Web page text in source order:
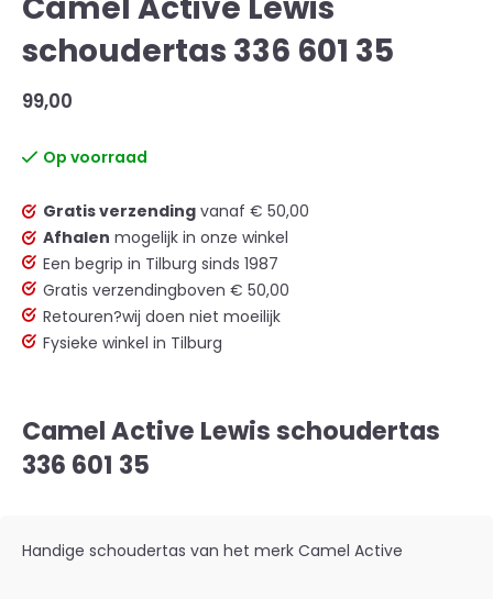
schoudertas 336 601 35
99,00
Op voorraad
Gratis verzending vanaf € 50,00
Afhalen mogelijk in onze winkel
Een begrip in Tilburg sinds 1987
Gratis verzendingboven € 50,00
Retouren?wij doen niet moeilijk
Fysieke winkel in Tilburg
Camel Active Lewis schoudertas
336 601 35
Handige schoudertas van het merk Camel Active